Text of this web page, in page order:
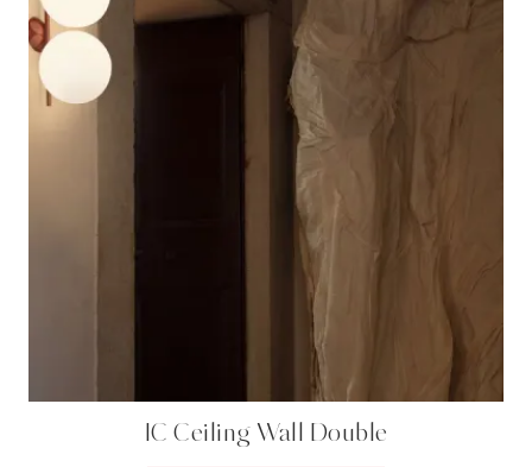
IC Ceiling Wall Double